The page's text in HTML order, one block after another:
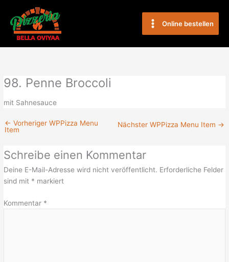
Inhalt
springen
Main
MenuOnline bestellen
98. Penne Broccoli
mit Sahnesauce
← Vorheriger WPPizza Menu
Item
Nächster WPPizza Menu Item →
Schreibe einen Kommentar
Deine E-Mail-Adresse wird nicht veröffentlicht. Erforderliche Felder
sind mit * markiert
Kommentar *